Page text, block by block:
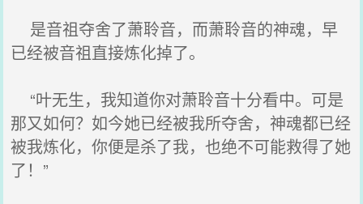
是音祖夺舍了萧聆音，而萧聆音的神魂，早
已经被音祖直接炼化掉了。
“叶无生，我知道你对萧聆音十分看中。可是
那又如何？如今她已经被我所夺舍，神魂都已经
被我炼化，你便是杀了我，也绝不可能救得了她
了！”